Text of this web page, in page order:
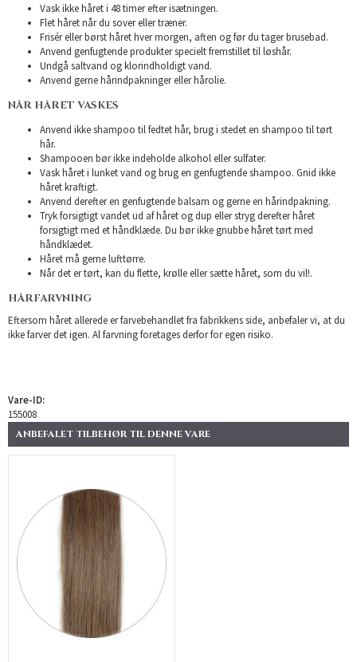
Vask ikke håret i 48 timer efter isætningen.
Flet håret når du sover eller træner.
Frisér eller børst håret hver morgen, aften og før du tager brusebad.
Anvend genfugtende produkter specielt fremstillet til løshår.
Undgå saltvand og klorindholdigt vand.
Anvend gerne hårindpakninger eller hårolie.
NÅR HÅRET VASKES
Anvend ikke shampoo til fedtet hår, brug i stedet en shampoo til tørt
hår.
Shampooen bør ikke indeholde alkohol eller sulfater.
Vask håret i lunket vand og brug en genfugtende shampoo. Gnid ikke
håret kraftigt.
Anvend derefter en genfugtende balsam og gerne en hårindpakning.
Tryk forsigtigt vandet ud af håret og dup eller stryg derefter håret
forsigtigt med et håndklæde. Du bør ikke gnubbe håret tørt med
håndklædet.
Håret må gerne lufttørre.
Når det er tørt, kan du flette, krølle eller sætte håret, som du vil!.
HÅRFARVNING
Eftersom håret allerede er farvebehandlet fra fabrikkens side, anbefaler vi, at du
ikke farver det igen. Al farvning foretages derfor for egen risiko.
Vare-ID:
155008
ANBEFALET TILBEHØR TIL DENNE VARE